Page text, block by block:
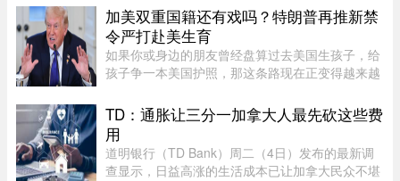
雨量达100毫米，导致主城区大淹水。游客最爱逛
的中央大街，也积水严重。民众 ...
加美双重国籍还有戏吗？特朗普再推新禁
令严打赴美生育
如果你或身边的朋友曾经盘算过去美国生孩子，给
孩子争一本美国护照，那这条路现在正变得越来越
室签署新行政令，再一次向"生育旅游"开刀。"他们
把出生公民权变成了一个 ...
TD：通胀让三分一加拿大人最先砍这些费
用
道明银行（TD Bank）周二（4日）发布的最新调
查显示，日益高涨的生活成本已让加拿大民众不堪